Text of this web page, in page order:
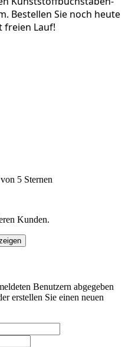
Bestellen Sie noch heute
freien Lauf!
5 Sternen
Kunden.
Benutzern abgegeben
erstellen Sie einen neuen